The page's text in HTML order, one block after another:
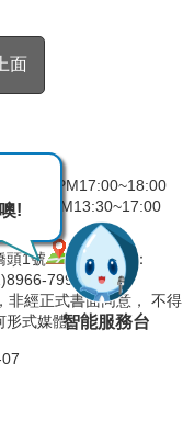
面
間：PM17:00~18:00
PM13:30~17:00
頭1號
電話：
7996
非經正式書面同意， 不得
形式媒體。
!
智能服務台